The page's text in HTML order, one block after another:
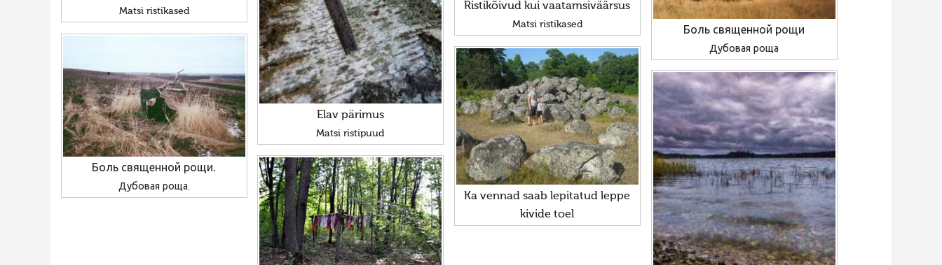
Matsi ristikased Ristikõivud kui vaatamsiväärsus
Matsi ristikased
Elav pärimus
Matsi ristipuud
Боль священной рощи
Дубовая роща
Боль священной рощи.
Дубовая роща.
Ka vennad saab lepitatud leppe
kivide toel